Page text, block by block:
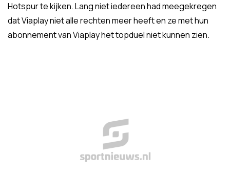
Hotspur te kijken. Lang niet iedereen had meegekregen
dat Viaplay niet alle rechten meer heeft en ze met hun
abonnement van Viaplay het topduel niet kunnen zien.